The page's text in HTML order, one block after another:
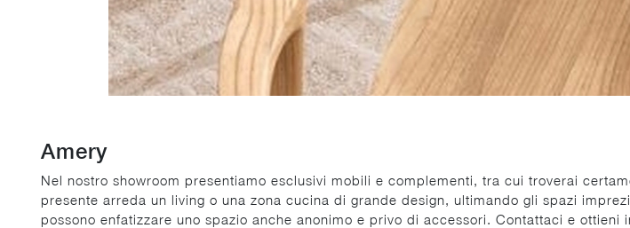
Amery
Nel nostro showroom presentiamo esclusivi mobili e complementi, tra cui troverai
presente arreda un living o una zona cucina di grande design, ultimando gli spazi
possono enfatizzare uno spazio anche anonimo e privo di accessori. Contattaci e ottieni